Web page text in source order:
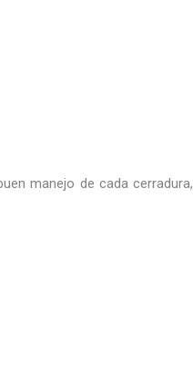
manejo de cada cerradura,